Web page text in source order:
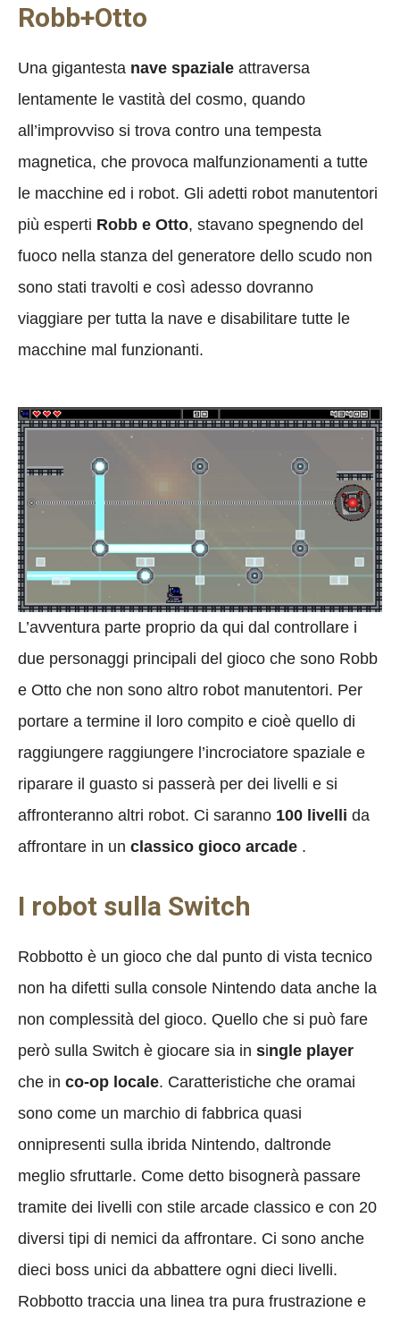
Robb+Otto
Una gigantesta nave spaziale attraversa
lentamente le vastità del cosmo, quando
all’improvviso si trova contro una tempesta
magnetica, che provoca malfunzionamenti a tutte
le macchine ed i robot. Gli adetti robot manutentori
più esperti Robb e Otto, stavano spegnendo del
fuoco nella stanza del generatore dello scudo non
sono stati travolti e così adesso dovranno
viaggiare per tutta la nave e disabilitare tutte le
macchine mal funzionanti.
L’avventura parte proprio da qui dal controllare i
due personaggi principali del gioco che sono Robb
e Otto che non sono altro robot manutentori. Per
portare a termine il loro compito e cioè quello di
raggiungere raggiungere l’incrociatore spaziale e
riparare il guasto si passerà per dei livelli e si
affronteranno altri robot. Ci saranno 100 livelli da
affrontare in un classico gioco arcade .
I robot sulla Switch
Robbotto è un gioco che dal punto di vista tecnico
non ha difetti sulla console Nintendo data anche la
non complessità del gioco. Quello che si può fare
però sulla Switch è giocare sia in single player
che in co-op locale. Caratteristiche che oramai
sono come un marchio di fabbrica quasi
onnipresenti sulla ibrida Nintendo, daltronde
meglio sfruttarle. Come detto bisognerà passare
tramite dei livelli con stile arcade classico e con 20
diversi tipi di nemici da affrontare. Ci sono anche
dieci boss unici da abbattere ogni dieci livelli.
Robbotto traccia una linea tra pura frustrazione e